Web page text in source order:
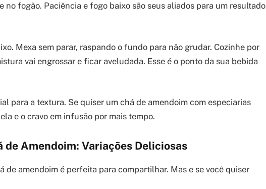
no fogão. Paciência e fogo baixo são seus aliados para um resultado
Mexa sem parar, raspando o fundo para não grudar. Cozinhe por
vai engrossar e ficar aveludada. Esse é o ponto da sua bebida
para a textura. Se quiser um chá de amendoim com especiarias
e o cravo em infusão por mais tempo.
de Amendoim: Variações Deliciosas
de amendoim é perfeita para compartilhar. Mas e se você quiser